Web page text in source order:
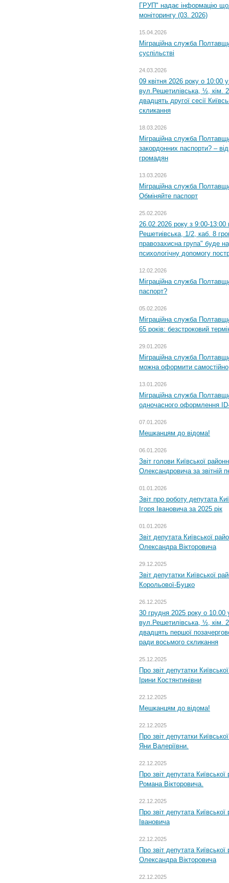
ГРУП" надає інформацію
моніторингу (03. 2026)
15.04.2026
Міграційна служба
суспільстві
24.03.2026
09 квітня 2026 року о 10:00
вул.Решетилівська, ½, кім.
двадцять другої сесії
скликання
18.03.2026
Міграційна служба
закордонних паспорти? –
громадян
13.03.2026
Міграційна служба
Обміняйте паспорт
25.02.2026
26.02.2026 року з 9:00-
Решетиівська, 1/2, каб. 8
правозахисна група" буде
психологічну допомогу
12.02.2026
Міграційна служба
паспорт?
05.02.2026
Міграційна служба
65 років: безстроковий
29.01.2026
Міграційна служба
можна оформити самостійно
13.01.2026
Міграційна служба
одночасного оформлення
07.01.2026
Мешканцям до відома!
06.01.2026
Звіт голови Київської
Олександровича за звітній
01.01.2026
Звіт про роботу депутата
Ігоря Івановича за 2025 рік
01.01.2026
Звіт депутата Київської
Олександра Вікторовича
29.12.2025
Звіт депутатки Київської
Корольової-Буцко
26.12.2025
30 грудня 2025 року о 10.00
вул.Решетилівська, ½, кім.
двадцять першої
ради восьмого скликання
25.12.2025
Про звіт депутатки
Ірини Костянтинівни
22.12.2025
Мешканцям до відома!
22.12.2025
Про звіт депутатки
Яни Валеріївни.
22.12.2025
Про звіт депутата
Романа Вікторовича.
22.12.2025
Про звіт депутата
Івановича
22.12.2025
Про звіт депутата
Олександра Вікторовича
22.12.2025